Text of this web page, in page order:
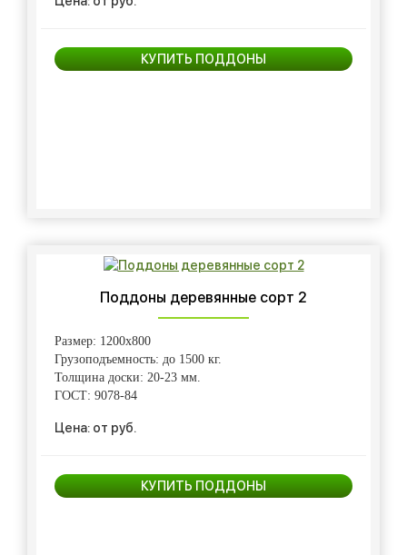
КУПИТЬ ПОДДОНЫ
Поддоны деревянные сорт 2
Размер: 1200х800
Грузоподъемность: до 1500 кг.
Толщина доски: 20-23 мм.
ГОСТ: 9078-84
Цена: от руб.
КУПИТЬ ПОДДОНЫ